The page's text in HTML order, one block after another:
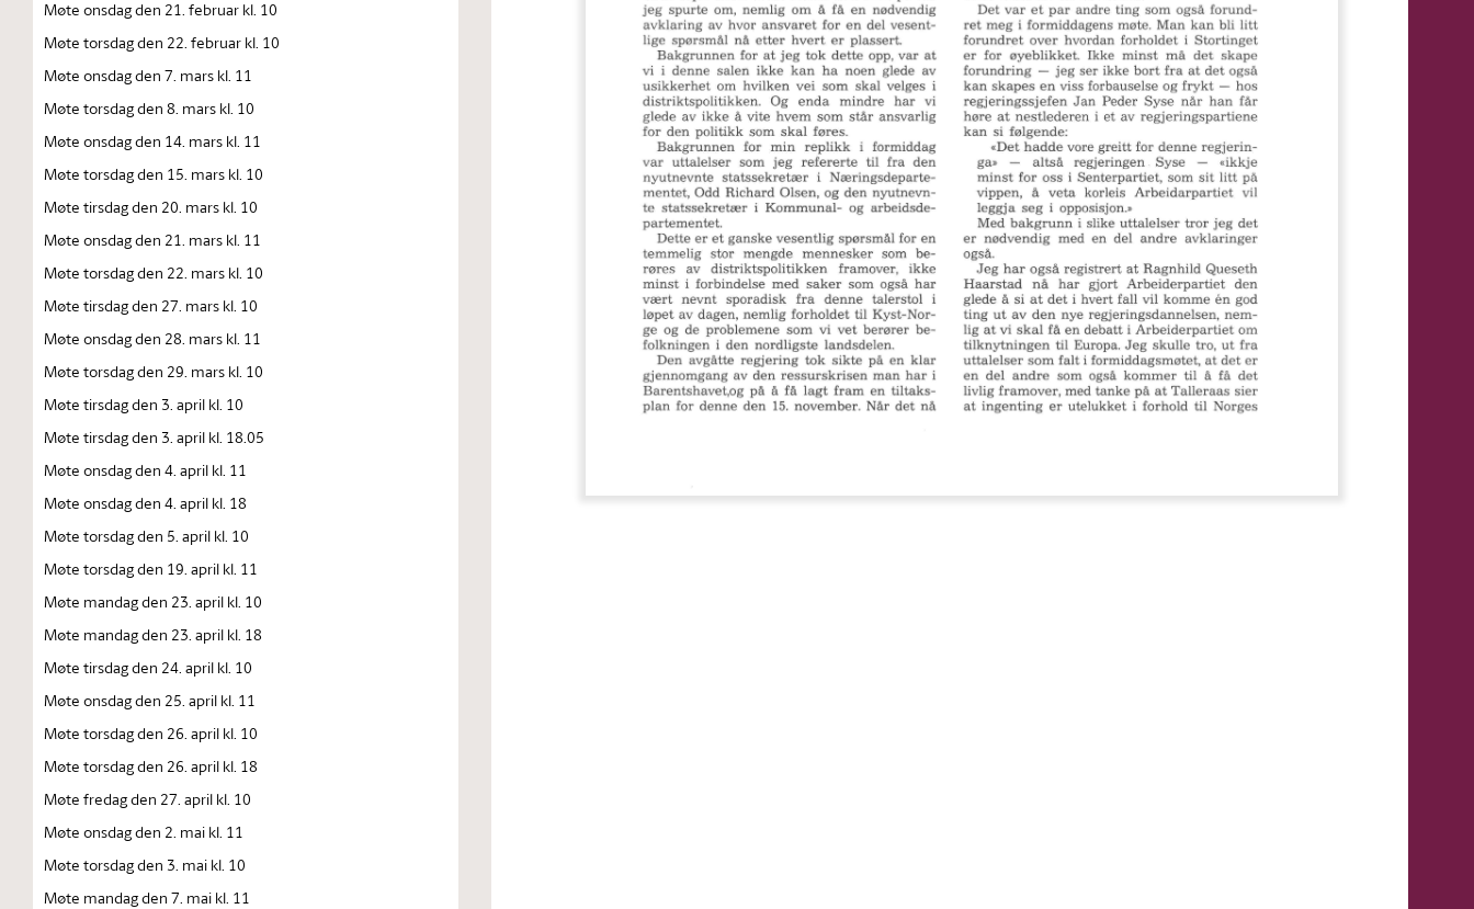
Møte onsdag den 21. februar kl. 10
Møte torsdag den 22. februar kl. 10
Møte onsdag den 7. mars kl. 11
Møte torsdag den 8. mars kl. 10
Møte onsdag den 14. mars kl. 11
Møte torsdag den 15. mars kl. 10
Møte tirsdag den 20. mars kl. 10
Møte onsdag den 21. mars kl. 11
Møte torsdag den 22. mars kl. 10
Møte tirsdag den 27. mars kl. 10
Møte onsdag den 28. mars kl. 11
Møte torsdag den 29. mars kl. 10
Møte tirsdag den 3. april kl. 10
Møte tirsdag den 3. april kl. 18.05
Møte onsdag den 4. april kl. 11
Møte onsdag den 4. april kl. 18
Møte torsdag den 5. april kl. 10
Møte torsdag den 19. april kl. 11
Møte mandag den 23. april kl. 10
Møte mandag den 23. april kl. 18
Møte tirsdag den 24. april kl. 10
Møte onsdag den 25. april kl. 11
Møte torsdag den 26. april kl. 10
Møte torsdag den 26. april kl. 18
Møte fredag den 27. april kl. 10
Møte onsdag den 2. mai kl. 11
Møte torsdag den 3. mai kl. 10
Møte mandag den 7. mai kl. 11